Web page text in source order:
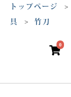
トップページ
具
竹刀
0